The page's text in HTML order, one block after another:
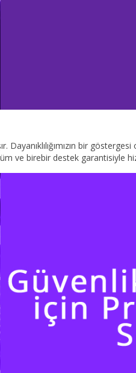
bir
ve birebir destek garantisiyle